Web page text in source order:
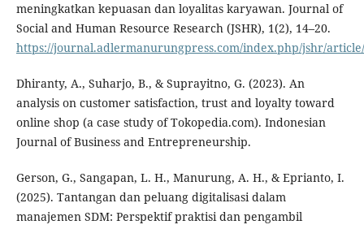
meningkatkan kepuasan dan loyalitas karyawan. Journal of
Social and Human Resource Research (JSHR), 1(2), 14–20.
https://journal.adlermanurungpress.com/index.php/jshr/
Dhiranty, A., Suharjo, B., & Suprayitno, G. (2023). An
analysis on customer satisfaction, trust and loyalty toward
online shop (a case study of Tokopedia.com). Indonesian
Journal of Business and Entrepreneurship.
Gerson, G., Sangapan, L. H., Manurung, A. H., & Eprianto, I.
(2025). Tantangan dan peluang digitalisasi dalam
manajemen SDM: Perspektif praktisi dan pengambil